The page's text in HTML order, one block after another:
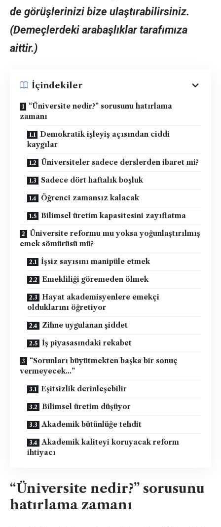
de görüşlerinizi bize ulaştırabilirsiniz.
(Demeçlerdeki arabaşlıklar tarafımıza
aittir.)
İçindekiler
“Üniversite nedir?” sorusunu hatırlama
zamanı
Demokratik işleyiş açısından ciddi
kaygılar
Üniversiteler sadece derslerden ibaret mi?
Sadece dört haftalık boşluk
Öğrenci zamansız kalacak
Bilimsel üretim kapasitesini zayıflatma
Üniversite reformu mu yoksa yoğunlaştırılmış
emek sömürüsü mü?
İşsiz sayısını manipüle etmek
Emekliliği göremeden ölmek
Hayat akademisyenlere emekçi
olduklarını öğretiyor
Zihne uygulanan şiddet
İş piyasasındaki rekabet
“Sorunları büyütmekten başka bir sonuç
vermeyecek…”
Eşitsizlik derinleşebilir
Bilimsel üretim düşüyor
Akademik bütünlüğe tehdit
Akademik kaliteyi koruyacak reform
ihtiyacı
“Üniversite nedir?” sorusunu
hatırlama zamanı